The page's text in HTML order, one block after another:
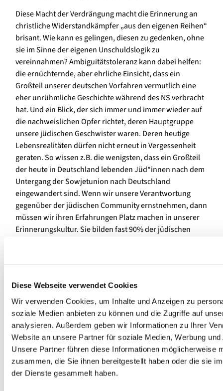
Diese Webseite verwendet Cookies
Wir verwenden Cookies, um Inhalte und Anzeigen zu
soziale Medien anbieten zu können und die Zugriffe auf
analysieren. Außerdem geben wir Informationen zu Ihrer
Website an unsere Partner für soziale Medien, Werbung
Unsere Partner führen diese Informationen möglicherweise
zusammen, die Sie ihnen bereitgestellt haben oder die sie
der Dienste gesammelt haben.
Diese Macht der Verdrängung macht die Erinnerung an
christliche Widerstandkämpfer „aus den eigenen Reihen“
brisant. Wie kann es gelingen, diesen zu gedenken, ohne
sie im Sinne der eigenen Unschuldslogik zu
vereinnahmen? Ambiguitätstoleranz kann dabei helfen:
die ernüchternde, aber ehrliche Einsicht, dass ein
Großteil unserer deutschen Vorfahren vermutlich eine
eher unrühmliche Geschichte während des NS verbracht
hat. Und ein Blick, der sich immer und immer wieder auf
die nachweislichen Opfer richtet, deren Hauptgruppe
unsere jüdischen Geschwister waren. Deren heutige
Lebensrealitäten dürfen nicht erneut in Vergessenheit
geraten. So wissen z.B. die wenigsten, dass ein Großteil
der heute in Deutschland lebenden Jüd*innen nach dem
Untergang der Sowjetunion nach Deutschland
eingewandert sind. Wenn wir unsere Verantwortung
gegenüber der jüdischen Community ernstnehmen, dann
müssen wir ihren Erfahrungen Platz machen in unserer
Erinnerungskultur. Sie bilden fast 90% der jüdischen
Menschen, die einen russischen Hintergrund haben. Wie
der Historiker Anthony D. Kauders darlegt, ist die Idee
von der Kontinuität einer jüdischen Kultur und Tradition
eine Illusion. Zu unterschiedlich sind die Hintergründe
und Herkünfte jüdischer Immigranten.
Starke Kritik gibt es zur Frage des Erinnerns zudem an
der Verwendung des #niewieder, weil das „Nie wieder“
ausblendet, dass, angesichts des zunehmenden